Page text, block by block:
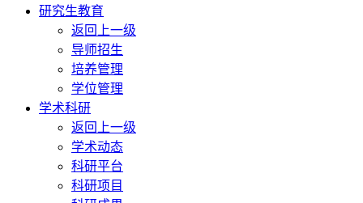
研究生教育
返回上一级
导师招生
培养管理
学位管理
学术科研
返回上一级
学术动态
科研平台
科研项目